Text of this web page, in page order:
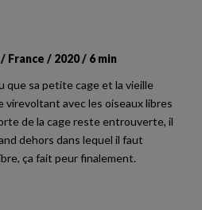
France / 2020 / 6 min
que sa petite cage et la vieille
virevoltant avec les oiseaux libres
de la cage reste entrouverte, il
dehors dans lequel il faut
ça fait peur finalement.